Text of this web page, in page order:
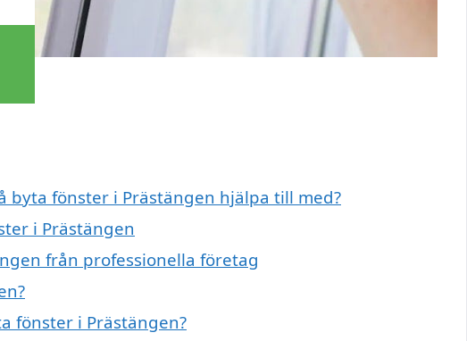
byta fönster i Prästängen hjälpa till med?
i Prästängen
från professionella företag
fönster i Prästängen?